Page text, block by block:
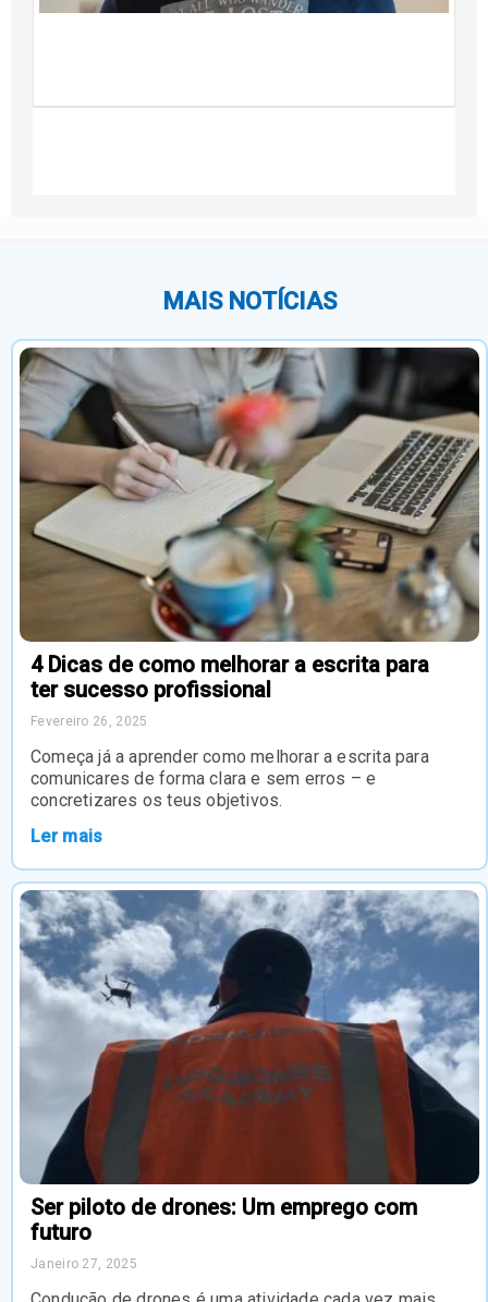
MAIS NOTÍCIAS
4 Dicas de como melhorar a escrita para
ter sucesso profissional
Fevereiro 26, 2025
Começa já a aprender como melhorar a escrita para
comunicares de forma clara e sem erros – e
concretizares os teus objetivos.
Ler mais
Ser piloto de drones: Um emprego com
futuro
Janeiro 27, 2025